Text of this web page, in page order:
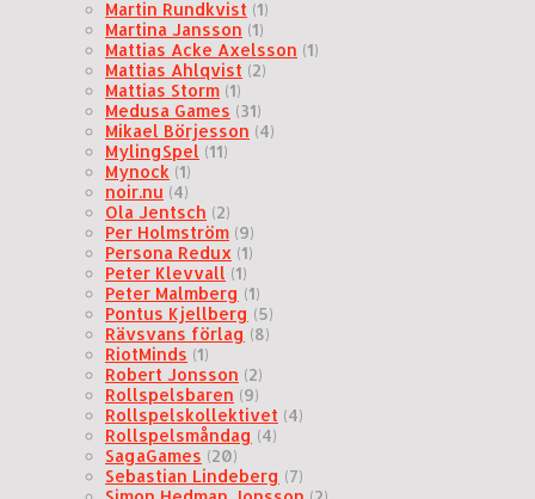
Martin Rundkvist (1)
Martina Jansson (1)
Mattias Acke Axelsson (1)
Mattias Ahlqvist (2)
Mattias Storm (1)
Medusa Games (31)
Mikael Börjesson (4)
MylingSpel (11)
Mynock (1)
noir.nu (4)
Ola Jentsch (2)
Per Holmström (9)
Persona Redux (1)
Peter Klevvall (1)
Peter Malmberg (1)
Pontus Kjellberg (5)
Rävsvans förlag (8)
RiotMinds (1)
Robert Jonsson (2)
Rollspelsbaren (9)
Rollspelskollektivet (4)
Rollspelsmåndag (4)
SagaGames (20)
Sebastian Lindeberg (7)